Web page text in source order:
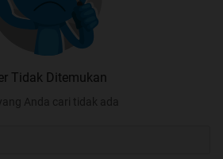
Tidak Ditemukan
Anda cari tidak ada